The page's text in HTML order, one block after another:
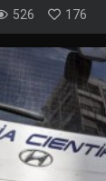
526 176